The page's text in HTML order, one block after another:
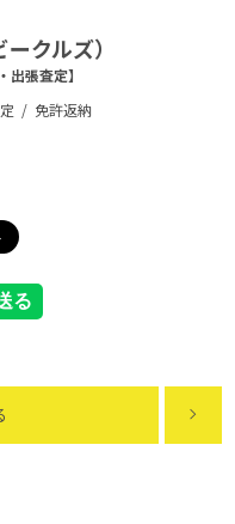
クルズ）
出張査定】
免許返納